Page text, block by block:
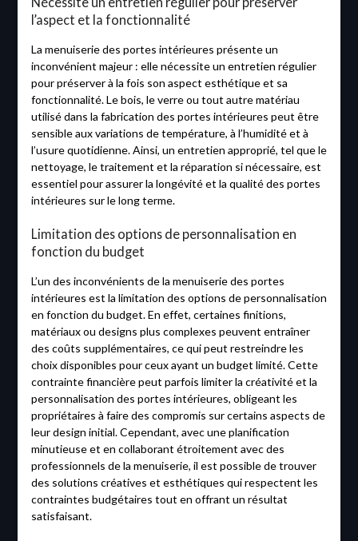
l’aspect et la fonctionnalité
La menuiserie des portes intérieures présente un
inconvénient majeur : elle nécessite un entretien régulier
pour préserver à la fois son aspect esthétique et sa
fonctionnalité. Le bois, le verre ou tout autre matériau
utilisé dans la fabrication des portes intérieures peut être
sensible aux variations de température, à l’humidité et à
l’usure quotidienne. Ainsi, un entretien approprié, tel que le
nettoyage, le traitement et la réparation si nécessaire, est
essentiel pour assurer la longévité et la qualité des portes
intérieures sur le long terme.
Limitation des options de personnalisation en
fonction du budget
L’un des inconvénients de la menuiserie des portes
intérieures est la limitation des options de personnalisation
en fonction du budget. En effet, certaines finitions,
matériaux ou designs plus complexes peuvent entraîner
des coûts supplémentaires, ce qui peut restreindre les
choix disponibles pour ceux ayant un budget limité. Cette
contrainte financière peut parfois limiter la créativité et la
personnalisation des portes intérieures, obligeant les
propriétaires à faire des compromis sur certains aspects de
leur design initial. Cependant, avec une planification
minutieuse et en collaborant étroitement avec des
professionnels de la menuiserie, il est possible de trouver
des solutions créatives et esthétiques qui respectent les
contraintes budgétaires tout en offrant un résultat
satisfaisant.